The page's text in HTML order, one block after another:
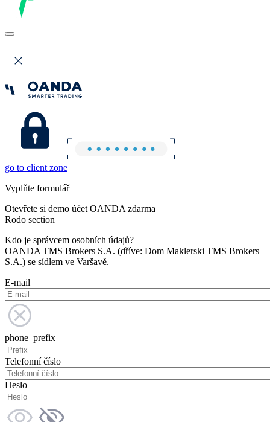
go to client zone
Vyplňte formulář
Otevřete si demo účet OANDA zdarma
Rodo section
Kdo je správcem osobních údajů?
OANDA TMS Brokers S.A. (dříve: Dom Maklerski TMS Brokers
S.A.) se sídlem ve Varšavě.
E-mail
phone_prefix
Telefonní číslo
Heslo